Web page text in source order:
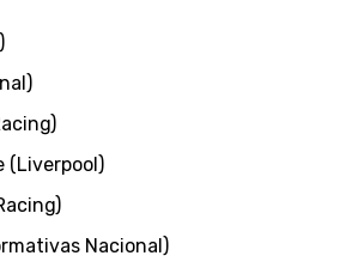
(Liverpool)
Nacional)